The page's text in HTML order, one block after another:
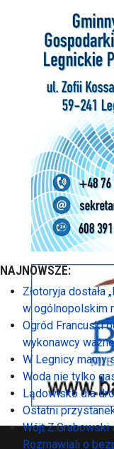
NAJNOWSZE:
Złotoryja dostała
w ogólnopolskim
Ogród Francuski
wykonawcy
W Legnicy mamy
Woda nie tylko
Lądowisko dla
Ostatni
Wójt
Rozmawiali o